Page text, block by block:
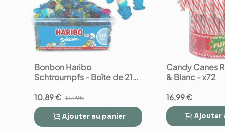
favorite_border
Bonbon Haribo
Schtroumpfs - Boîte de 210
10,89 € 13.99€
 
Ajouter au panier
favorite_border
Candy Canes
& Blanc - x72
16,99 €
 
Ajouter